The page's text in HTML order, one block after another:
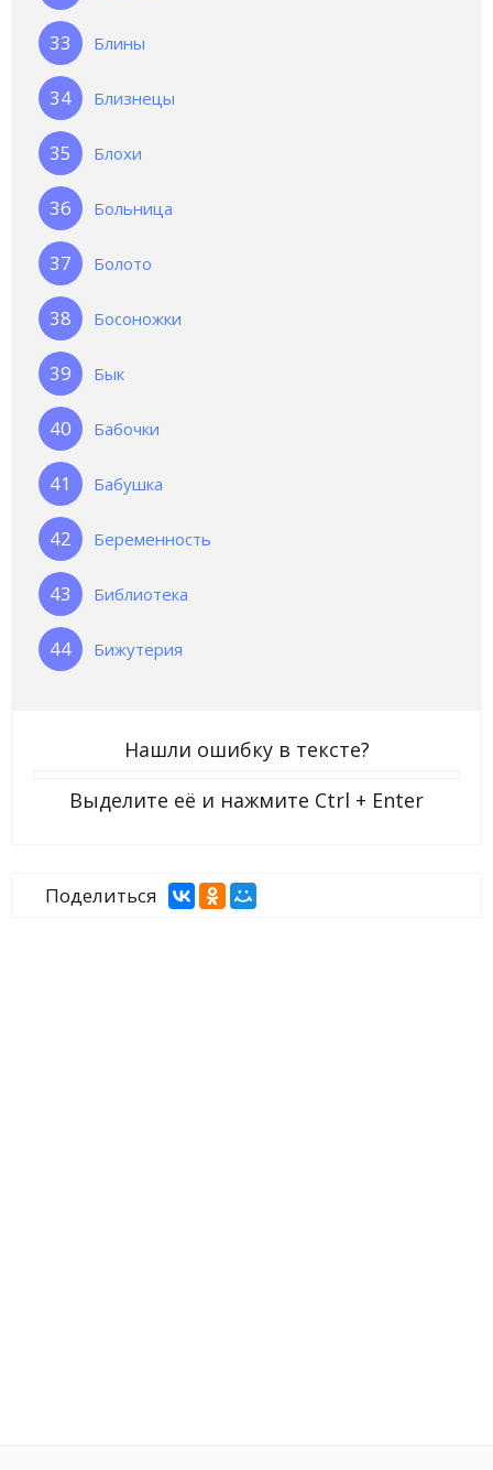
Блины
Близнецы
Блохи
Больница
Болото
Босоножки
Бык
Бабочки
Бабушка
Беременность
Библиотека
Бижутерия
Нашли ошибку в тексте?
Выделите её и нажмите Ctrl + Enter
Поделиться